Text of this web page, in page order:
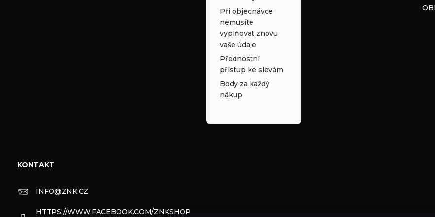
Při objednávce
nemusíte
vyplňovat znovu
vaše údaje
Přednostní
přístup ke slevám
Body za každý
nákup
KONTAKT
INFO@ZNK.CZ
HTTPS://WWW.FACEBOOK.COM/ZNKSHOP